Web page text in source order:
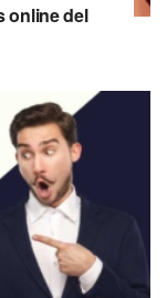
online del